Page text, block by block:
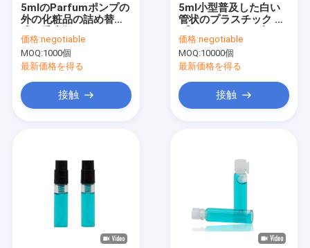
製品
ビデオ
5mlのParfumポンプの
外の化粧品の詰め替え
ム
価格:negotiable
MOQ:1000個
最新価格を得る
接触
5ml小型普及した白い
管状のプラスチック ス
ドの香水のテスターを
びん詰めにします
価格:negotiable
MOQ:10000個
最新価格を得る
接触